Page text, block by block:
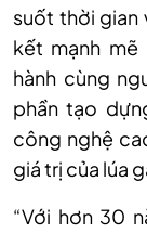
suốt thời gian
kết mạnh mẽ
hành cùng
phần tạo
công nghệ
giá trị của lúa
“Với hơn 30